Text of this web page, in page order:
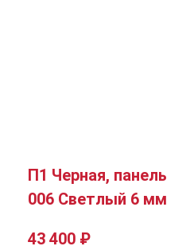
П1 Черная, панель
006 Светлый 6 мм
43 400 ₽